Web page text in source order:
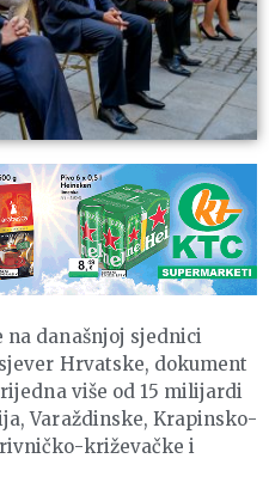
na današnjoj sjednici
Hrvatske, dokument
više od 15 milijardi
Varaždinske, Krapinsko-
križevačke i